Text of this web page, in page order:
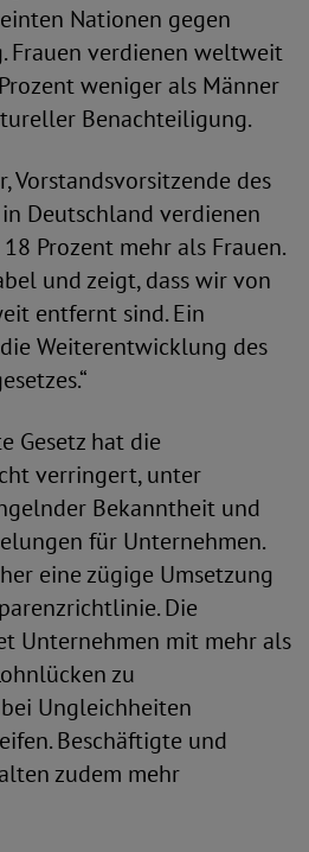
Nationen gegen
Frauen verdienen weltweit
weniger als Männer
Benachteiligung.
Vorstandsvorsitzende des
Deutschland verdienen
Prozent mehr als Frauen.
und zeigt, dass wir von
entfernt sind. Ein
Weiterentwicklung des
Gesetz hat die
verringert, unter
Bekanntheit und
für Unternehmen.
eine zügige Umsetzung
Die
Unternehmen mit mehr als
zu
Ungleichheiten
Beschäftigte und
zudem mehr